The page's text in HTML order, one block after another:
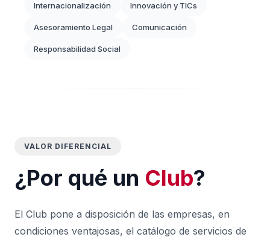
Internacionalización Innovación y TICs
Asesoramiento Legal Comunicación
Responsabilidad Social
VALOR DIFERENCIAL
¿Por qué un Club?
El Club pone a disposición de las empresas, en
condiciones ventajosas, el catálogo de servicios de